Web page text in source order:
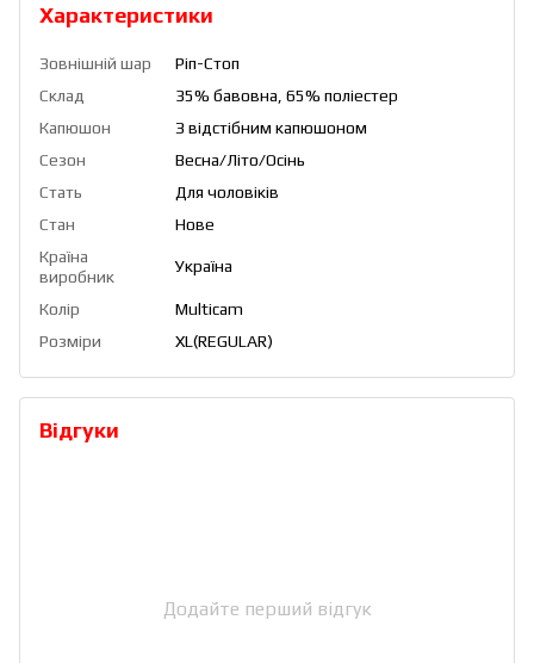
Характеристики
Зовнішній шар
Ріп-Стоп
Склад
35% бавовна, 65% поліестер
Капюшон
З відстібним капюшоном
Сезон
Весна/Літо/Осінь
Стать
Для чоловіків
Стан
Нове
Країна
виробник
Україна
Колір
Multicam
Розміри
XL(REGULAR)
Відгуки
Додайте перший відгук